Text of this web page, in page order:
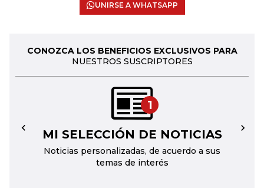
UNIRSE A WHATSAPP
CONOZCA LOS BENEFICIOS EXCLUSIVOS PARA
NUESTROS SUSCRIPTORES
1
MI SELECCIÓN DE NOTICIAS
Noticias personalizadas, de acuerdo a sus
temas de interés
← →